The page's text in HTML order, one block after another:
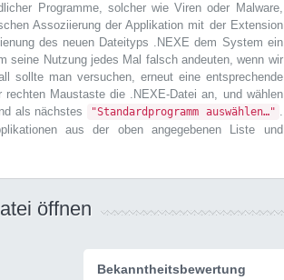
Programme, solcher wie Viren oder Malware,
Assoziierung der Applikation mit der Extension
des neuen Dateityps .NEXE dem System ein
seine Nutzung jedes Mal falsch andeuten, wenn wir
sollte man versuchen, erneut eine entsprechende
Maustaste die .NEXE-Datei an, und wählen
als nächstes "Standardprogramm auswählen…" .
aus der oben angegebenen Liste und
öffnen
Bekanntheitsbewertung